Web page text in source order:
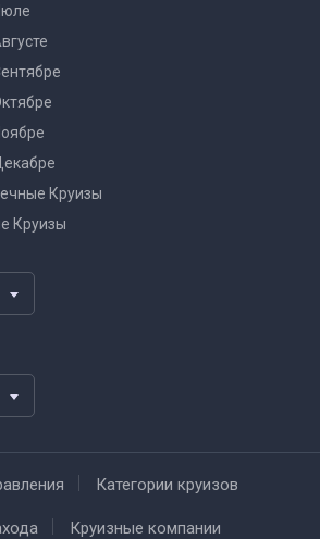
Круизы
Круизы
Категории круизов
Круизные компании